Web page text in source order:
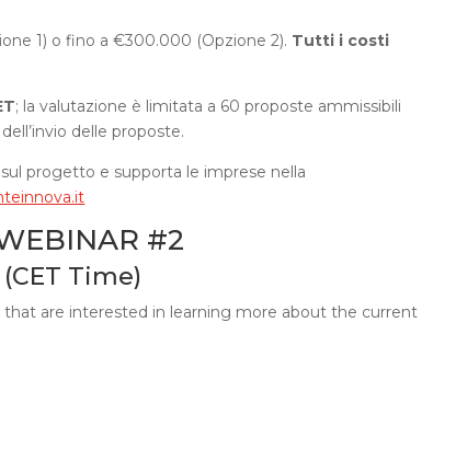
1) o fino a €300.000 (Opzione 2). Tutti i costi
; la valutazione è limitata a 60 proposte ammissibili
delle proposte.
progetto e supporta le imprese nella
#2
Time)
that are interested in learning more about the current